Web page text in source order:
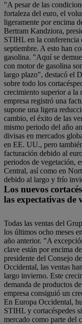
"A pesar de las
fortaleza del euro, el
ligeramente por encima
Bertram Kandziora,
STIHL en la conferencia
septiembre. A esto han
gasolina. "Aquí se
con motor de gasolina
largo plazo", destacó el
sobre todo los
crecimiento superior a la
empresa registró una
supone una ligera
cambio, el éxito de las
mismo periodo del año
divisas en mercados
en EE. UU., pero
facturación debido al
periodos de vegetación,
Central, así como en
debido al largo y frío
Los nuevos
las expectativas de
Todas las ventas del
los últimos ocho meses
año anterior. "A
clave están por encima
presidente del Consejo
Occidental, las ventas
largo invierno. Este
demanda de productos
empresa consiguió un
En Europa Occidental,
STIHL y cortacéspedes
mercado como parte del